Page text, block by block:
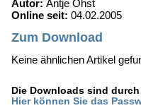
Autor: Antje Ohst
Online seit: 04.02.2005
Zum Download
Keine ähnlichen Artikel
Die Downloads sind
Hier können Sie das